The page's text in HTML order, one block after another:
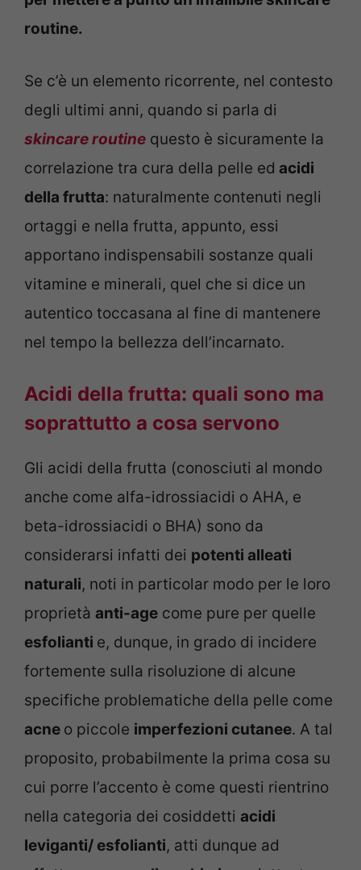
routine.
Se c’è un elemento ricorrente, nel contesto
degli ultimi anni, quando si parla di
skincare routine questo è sicuramente la
correlazione tra cura della pelle ed acidi
della frutta: naturalmente contenuti negli
ortaggi e nella frutta, appunto, essi
apportano indispensabili sostanze quali
vitamine e minerali, quel che si dice un
autentico toccasana al fine di mantenere
nel tempo la bellezza dell’incarnato.
Acidi della frutta: quali sono ma
soprattutto a cosa servono
Gli acidi della frutta (conosciuti al mondo
anche come alfa-idrossiacidi o AHA, e
beta-idrossiacidi o BHA) sono da
considerarsi infatti dei potenti alleati
naturali, noti in particolar modo per le loro
proprietà anti-age come pure per quelle
esfolianti e, dunque, in grado di incidere
fortemente sulla risoluzione di alcune
specifiche problematiche della pelle come
acne o piccole imperfezioni cutanee. A tal
proposito, probabilmente la prima cosa su
cui porre l’accento è come questi rientrino
nella categoria dei cosiddetti acidi
leviganti/ esfolianti, atti dunque ad